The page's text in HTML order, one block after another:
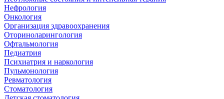
Нефрология
Онкология
Организация здравоохранения
Оториноларингология
Офтальмология
Педиатрия
Психиатрия и наркология
Пульмонология
Ревматология
Стоматология